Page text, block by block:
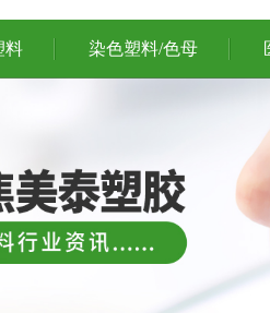
料 染色塑料/色母